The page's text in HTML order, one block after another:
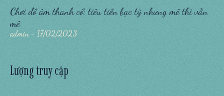
Chơi đồ âm thanh cổ: tiêu tiền bạc tỷ nhưng mê thì vẫn
mê
admin 17/02/2023
Lượng truy cập